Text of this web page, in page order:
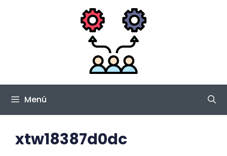
Menú
xtw18387d0dc